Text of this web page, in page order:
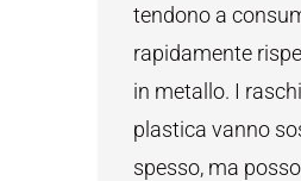
tendono a
rapidamente
in metallo. I
plastica vanno
spesso, ma